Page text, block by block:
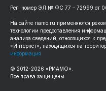
Рег. номер ЭЛ № ФС 77 – 72999 от
На сайте riamo.ru применяются
технологии предоставления
анализа сведений, относящихся к
«Интернет», находящихся на
информация
© 2012-2026 «РИАМО».
Все права защищены